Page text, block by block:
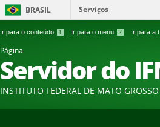
Ir para o conteúdo 1 Ir para o menu 2 Ir para a
BRASIL Serviços
Página
Servidor do
INSTITUTO FEDERAL DE MATO